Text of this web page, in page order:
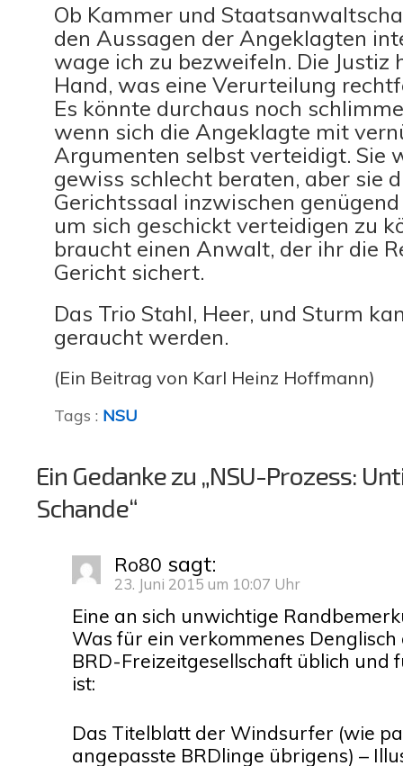
Ob Kammer und
den Aussagen der Angeklagten
wage ich zu bezweifeln. Die Justiz
Hand, was eine Verurteilung
Es könnte durchaus noch
wenn sich die Angeklagte mit
Argumenten selbst verteidigt. Sie
gewiss schlecht beraten, aber sie
Gerichtssaal inzwischen
um sich geschickt verteidigen zu
braucht einen Anwalt, der ihr die
Gericht sichert.
Das Trio Stahl, Heer, und Sturm
geraucht werden.
(Ein Beitrag von Karl Heinz Hoffmann)
Tags : NSU
Ein Gedanke zu „NSU-Prozess:
Schande“
Ro80 sagt:
23. Juni 2015 um 10:07 Uhr
Eine an sich unwichtige
Was für ein verkommenes Denglisch
BRD-Freizeitgesellschaft üblich und
ist:
Das Titelblatt der Windsurfer (wie
angepasste BRDlinge übrigens) –